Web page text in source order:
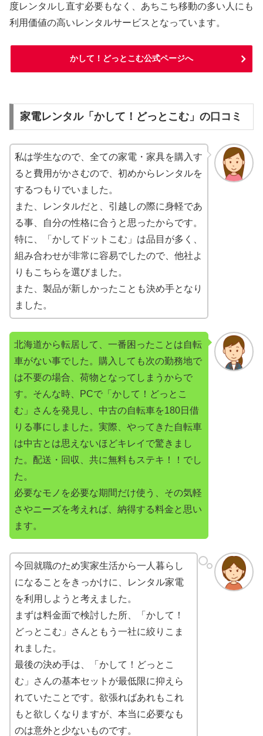
度レンタルし直す必要もなく、あちこち移動の多い人にも
利用価値の高いレンタルサービスとなっています。
かして！どっとこむ公式ページへ
家電レンタル「かして！どっとこむ」の口コミ
私は学生なので、全ての家電・家具を購入す
ると費用がかさむので、初めからレンタルを
するつもりでいました。
また、レンタルだと、引越しの際に身軽であ
る事、自分の性格に合うと思ったからです。
特に、「かしてドットこむ」は品目が多く、
組み合わせが非常に容易でしたので、他社よ
りもこちらを選びました。
また、製品が新しかったことも決め手となり
ました。
北海道から転居して、一番困ったことは自転
車がない事でした。購入しても次の勤務地で
は不要の場合、荷物となってしまうからで
す。そんな時、PCで「かして！どっとこ
む」さんを発見し、中古の自転車を180日借
りる事にしました。実際、やってきた自転車
は中古とは思えないほどキレイで驚きまし
た。配送・回収、共に無料もステキ！！でし
た。
必要なモノを必要な期間だけ使う、その気軽
さやニーズを考えれば、納得する料金と思い
ます。
今回就職のため実家生活から一人暮らし
になることをきっかけに、レンタル家電
を利用しようと考えました。
まずは料金面で検討した所、「かして！
どっとこむ」さんともう一社に絞りこま
れました。
最後の決め手は、「かして！どっとこ
む」さんの基本セットが最低限に抑えら
れていたことです。欲張ればあれもこれ
もと欲しくなりますが、本当に必要なも
のは意外と少ないものです。